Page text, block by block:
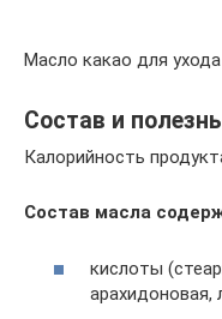
Масло какао для
Состав и
Калорийность
Состав масла
кислоты
арахидоновая,